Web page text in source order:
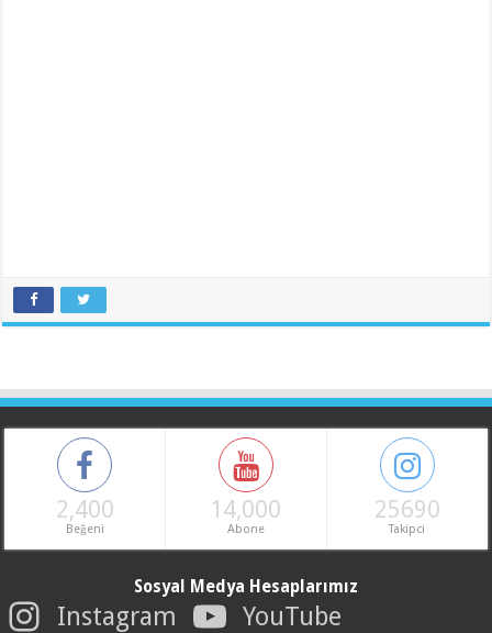
2,400
Beğeni
14,000
Abone
25690
Takipci
Sosyal Medya Hesaplarımız
Instagram
YouTube